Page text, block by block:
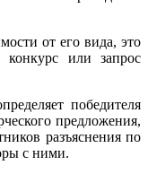
от его вида, это
или запрос
победителя
предложения,
разъяснения по
с ними.